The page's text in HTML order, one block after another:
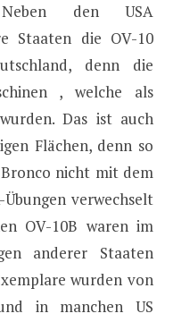
Neben den USA
Staaten die OV-10
denn die
, welche als
Das ist auch
Flächen, denn so
nicht mit dem
verwechselt
OV-10B waren im
anderer Staaten
wurden von
in manchen US